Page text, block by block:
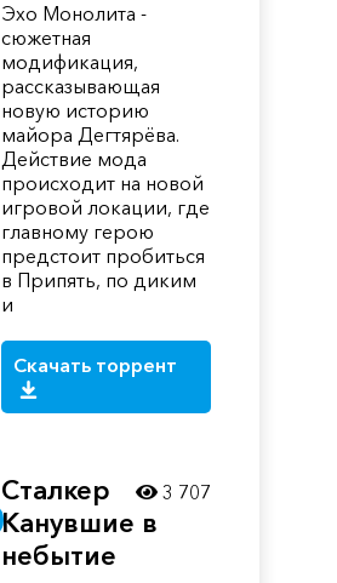
Эхо Монолита -
сюжетная
модификация,
рассказывающая
новую историю
майора Дегтярёва.
Действие мода
происходит на новой
игровой локации, где
главному герою
предстоит пробиться
в Припять, по диким
и
Скачать торрент
Сталкер
Канувшие в
небытие
3 707